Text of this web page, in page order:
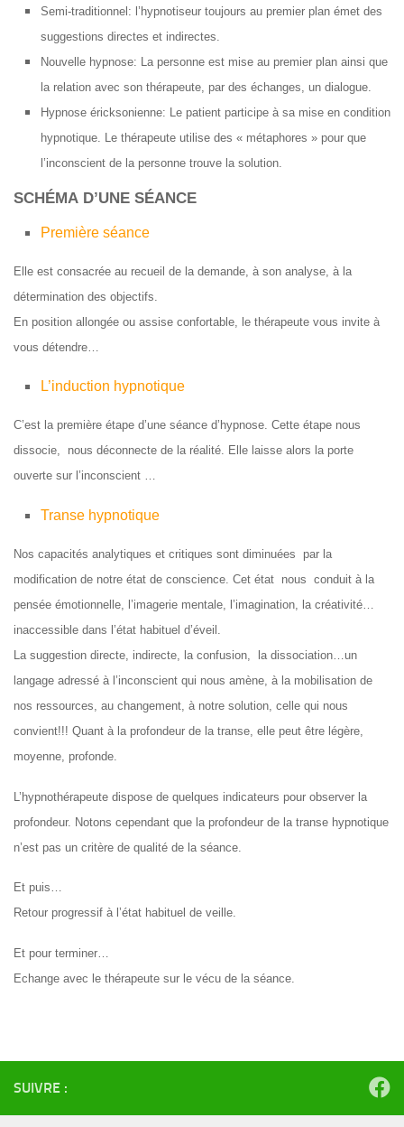
Semi-traditionnel: l’hypnotiseur toujours au premier plan émet des
suggestions directes et indirectes.
Nouvelle hypnose: La personne est mise au premier plan ainsi que
la relation avec son thérapeute, par des échanges, un dialogue.
Hypnose éricksonienne: Le patient participe à sa mise en condition
hypnotique. Le thérapeute utilise des « métaphores » pour que
l’inconscient de la personne trouve la solution.
SCHÉMA D’UNE SÉANCE
Première séance
Elle est consacrée au recueil de la demande, à son analyse, à la
détermination des objectifs.
En position allongée ou assise confortable, le thérapeute vous invite à
vous détendre…
L’induction hypnotique
C’est la première étape d’une séance d’hypnose. Cette étape nous
dissocie, nous déconnecte de la réalité. Elle laisse alors la porte
ouverte sur l’inconscient …
Transe hypnotique
Nos capacités analytiques et critiques sont diminuées par la
modification de notre état de conscience. Cet état nous conduit à la
pensée émotionnelle, l’imagerie mentale, l’imagination, la créativité…
inaccessible dans l’état habituel d’éveil.
La suggestion directe, indirecte, la confusion, la dissociation…un
langage adressé à l’inconscient qui nous amène, à la mobilisation de
nos ressources, au changement, à notre solution, celle qui nous
convient!!! Quant à la profondeur de la transe, elle peut être légère,
moyenne, profonde.
L’hypnothérapeute dispose de quelques indicateurs pour observer la
profondeur. Notons cependant que la profondeur de la transe hypnotique
n’est pas un critère de qualité de la séance.
Et puis…
Retour progressif à l’état habituel de veille.
Et pour terminer…
Echange avec le thérapeute sur le vécu de la séance.
SUIVRE :